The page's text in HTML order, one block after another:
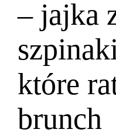
– jajka
które
brunch